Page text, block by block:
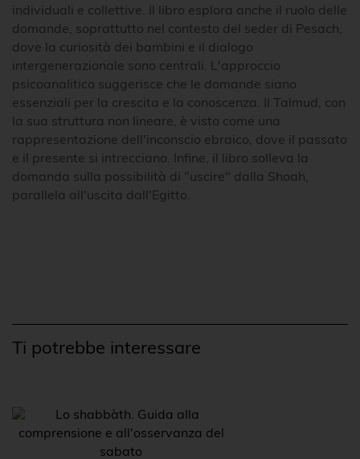
individuali e collettive. Il libro esplora anche il ruolo delle
domande, soprattutto nel contesto del seder di Pesach,
dove la curiosità dei bambini e il dialogo
intergenerazionale sono centrali. L'approccio
psicoanalitico suggerisce che le domande siano
essenziali per la crescita e la conoscenza. Il Talmud, con
la sua struttura non lineare, è visto come una
rappresentazione dell'inconscio ebraico, dove il passato
e il presente si intrecciano. Infine, il libro solleva la
domanda sulla possibilità di "uscire" dalla Shoah,
parallela all'uscita dall'Egitto.
Ti potrebbe interessare